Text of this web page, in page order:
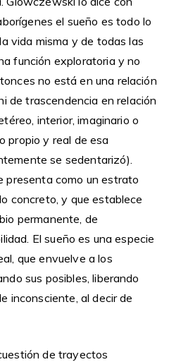
el sueño es todo lo
vida misma y de todas las
función exploratoria y no
no está en una relación
de trascendencia en relación
interior, imaginario o
propio y real de esa
se sedentarizó).
presenta como un estrato
concreto, y que establece
permanente, de
El sueño es una especie
que envuelve a los
sus posibles, liberando
inconsciente, al decir de
de trayectos